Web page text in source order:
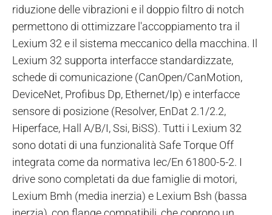
riduzione delle vibrazioni e il doppio filtro di notch
permettono di ottimizzare l'accoppiamento tra il
Lexium 32 e il sistema meccanico della macchina. Il
Lexium 32 supporta interfacce standardizzate,
schede di comunicazione (CanOpen/CanMotion,
DeviceNet, Profibus Dp, Ethernet/Ip) e interfacce
sensore di posizione (Resolver, EnDat 2.1/2.2,
Hiperface, Hall A/B/I, Ssi, BiSS). Tutti i Lexium 32
sono dotati di una funzionalità Safe Torque Off
integrata come da normativa Iec/En 61800-5-2. I
drive sono completati da due famiglie di motori,
Lexium Bmh (media inerzia) e Lexium Bsh (bassa